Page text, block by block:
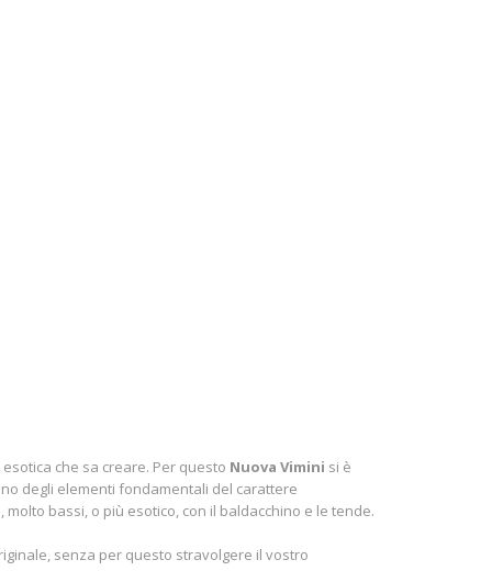
che sa creare. Per questo Nuova Vimini si è
degli elementi fondamentali del carattere
bassi, o più esotico, con il baldacchino e le tende.
senza per questo stravolgere il vostro